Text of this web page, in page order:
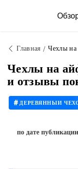
Главная Чехлы
Чехлы на
и отзывы
#
по дате публикации